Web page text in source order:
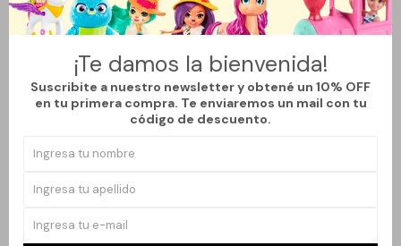
¡Te damos la bienvenida!
Suscribite a nuestro newsletter y obtené un 10% OFF
en tu primera compra. Te enviaremos un mail con tu
código de descuento.
LOL SURPRISE CAJA DELUXE LOL OMG QUEENS - MISS DIVINE